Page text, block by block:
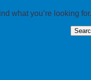
what you’re looking